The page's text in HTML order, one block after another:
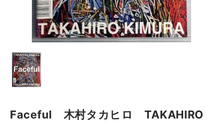
Faceful 木村タカヒロ TAKAHIRO